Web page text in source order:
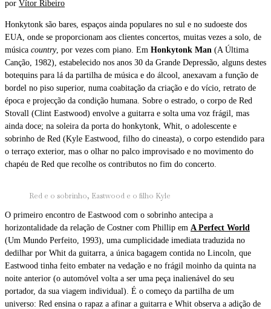
por Vítor Ribeiro
Honkytonk são bares, espaços ainda populares no sul e no sudoeste dos
EUA, onde se proporcionam aos clientes concertos, muitas vezes a solo, de
música country, por vezes com piano. Em Honkytonk Man (A Última
Canção, 1982), estabelecido nos anos 30 da Grande Depressão, alguns destes
botequins para lá da partilha de música e do álcool, anexavam a função de
bordel no piso superior, numa coabitação da criação e do vício, retrato de
época e projecção da condição humana. Sobre o estrado, o corpo de Red
Stovall (Clint Eastwood) envolve a guitarra e solta uma voz frágil, mas
ainda doce; na soleira da porta do honkytonk, Whit, o adolescente e
sobrinho de Red (Kyle Eastwood, filho do cineasta), o corpo estendido para
o terraço exterior, mas o olhar no palco improvisado e no movimento do
chapéu de Red que recolhe os contributos no fim do concerto.
Red e o sobrinho, Eastwood e o filho Kyle
O primeiro encontro de Eastwood com o sobrinho antecipa a
horizontalidade da relação de Costner com Phillip em A Perfect World
(Um Mundo Perfeito, 1993), uma cumplicidade imediata traduzida no
dedilhar por Whit da guitarra, a única bagagem contida no Lincoln, que
Eastwood tinha feito embater na vedação e no frágil moinho da quinta na
noite anterior (o automóvel volta a ser uma peça inalienável do seu
portador, da sua viagem individual). É o começo da partilha de um
universo: Red ensina o rapaz a afinar a guitarra e Whit observa a adição de